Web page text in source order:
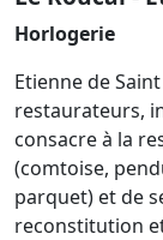
Horlogerie
Etienne de
restaurateurs,
consacre à la
(comtoise,
parquet) et de
reconstitution